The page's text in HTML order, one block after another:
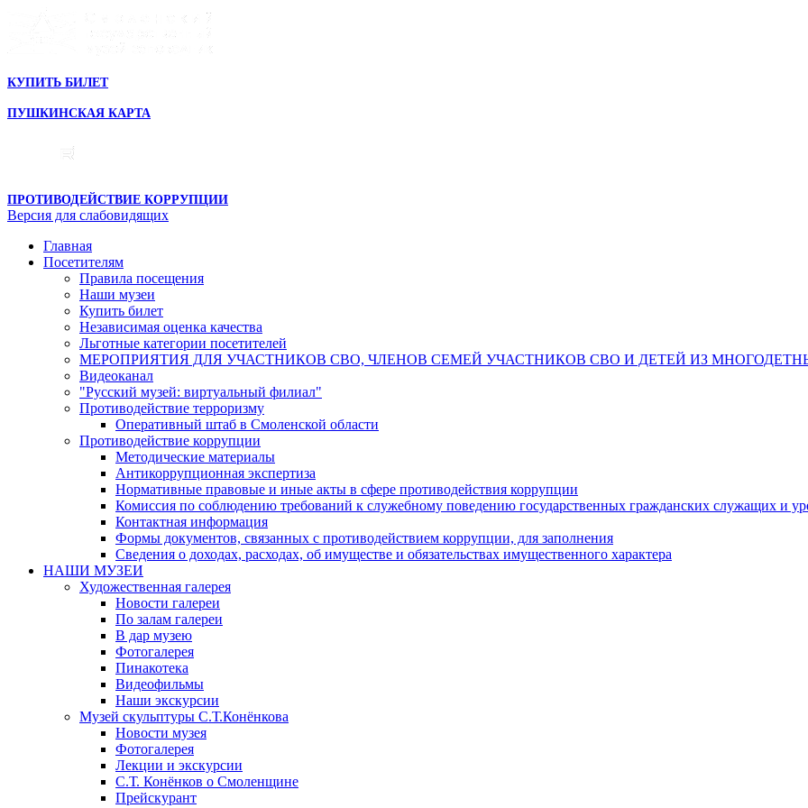
КУПИТЬ БИЛЕТ
ПУШКИНСКАЯ КАРТА
ПРОТИВОДЕЙСТВИЕ КОРРУПЦИИ
Версия для слабовидящих
Главная
Посетителям
Правила посещения
Наши музеи
Купить билет
Независимая оценка качества
Льготные категории посетителей
МЕРОПРИЯТИЯ ДЛЯ УЧАСТНИКОВ СВО, ЧЛЕНОВ СЕМЕЙ УЧАСТНИКОВ СВО И ДЕТЕЙ ИЗ
Видеоканал
"Русский музей: виртуальный филиал"
Противодействие терроризму
Оперативный штаб в Смоленской области
Противодействие коррупции
Методические материалы
Антикоррупционная экспертиза
Нормативные правовые и иные акты в сфере противодействия коррупции
Комиссия по соблюдению требований к служебному поведению государственных гражданских служащих и
Контактная информация
Формы документов, связанных с противодействием коррупции, для заполнения
Сведения о доходах, расходах, об имуществе и обязательствах имущественного характера
НАШИ МУЗЕИ
Художественная галерея
Новости галереи
По залам галереи
В дар музею
Фотогалерея
Пинакотека
Видеофильмы
Наши экскурсии
Музей скульптуры С.Т.Конёнкова
Новости музея
Фотогалерея
Лекции и экскурсии
С.Т. Конёнков о Смоленщине
Прейскурант